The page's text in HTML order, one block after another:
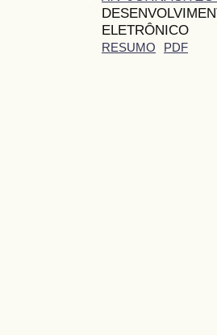
ELETRÔNICO
RESUMO PDF